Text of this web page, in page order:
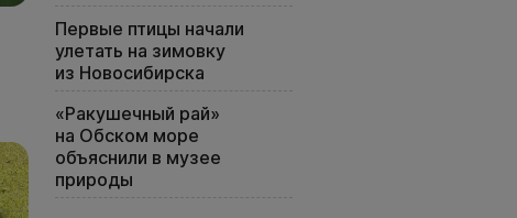
Первые птицы начали
улетать на зимовку
из Новосибирска
«Ракушечный рай»
на Обском море
объяснили в музее
природы